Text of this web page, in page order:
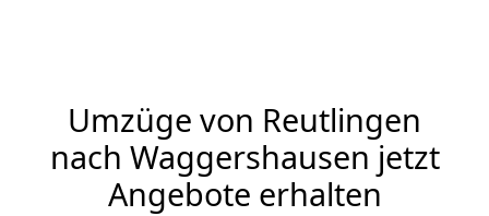
Umzüge von Reutlingen
nach Waggershausen jetzt
Angebote erhalten